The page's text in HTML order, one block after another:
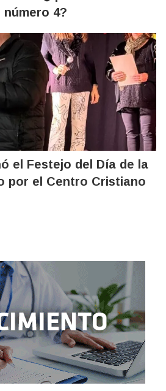
4?
el Festejo del Día de la
por el Centro Cristiano